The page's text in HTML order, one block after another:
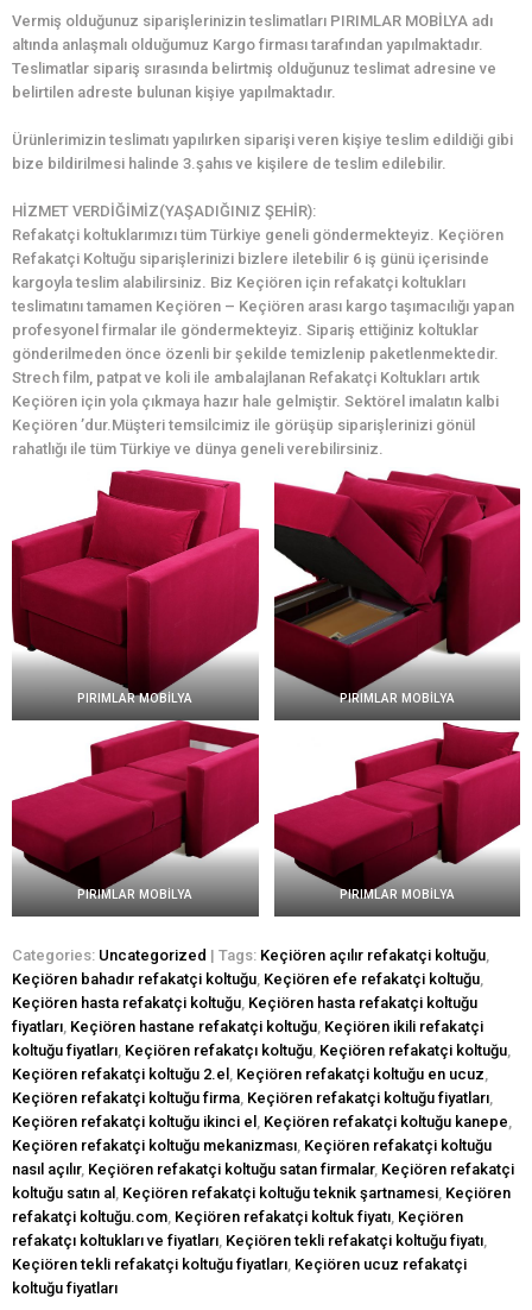
Vermiş olduğunuz siparişlerinizin teslimatları PIRIMLAR MOBİLYA adı
altında anlaşmalı olduğumuz Kargo firması tarafından yapılmaktadır.
Teslimatlar sipariş sırasında belirtmiş olduğunuz teslimat adresine ve
belirtilen adreste bulunan kişiye yapılmaktadır.
Ürünlerimizin teslimatı yapılırken siparişi veren kişiye teslim edildiği gibi
bize bildirilmesi halinde 3.şahıs ve kişilere de teslim edilebilir.
HİZMET VERDİĞİMİZ(YAŞADIĞINIZ ŞEHİR):
Refakatçi koltuklarımızı tüm Türkiye geneli göndermekteyiz. Keçiören
Refakatçi Koltuğu siparişlerinizi bizlere iletebilir 6 iş günü içerisinde
kargoyla teslim alabilirsiniz. Biz Keçiören için refakatçi koltukları
teslimatını tamamen Keçiören – Keçiören arası kargo taşımacılığı yapan
profesyonel firmalar ile göndermekteyiz. Sipariş ettiğiniz koltuklar
gönderilmeden önce özenli bir şekilde temizlenip paketlenmektedir.
Strech film, patpat ve koli ile ambalajlanan Refakatçi Koltukları artık
Keçiören için yola çıkmaya hazır hale gelmiştir. Sektörel imalatın kalbi
Keçiören ’dur.Müşteri temsilcimiz ile görüşüp siparişlerinizi gönül
rahatlığı ile tüm Türkiye ve dünya geneli verebilirsiniz.
PIRIMLAR MOBİLYA PIRIMLAR MOBİLYA
PIRIMLAR MOBİLYA PIRIMLAR MOBİLYA
Categories: Uncategorized | Tags: Keçiören açılır refakatçi koltuğu
Keçiören bahadır refakatçi koltuğu Keçiören efe refakatçi koltuğu
Keçiören hasta refakatçi koltuğu Keçiören hasta refakatçi koltuğu
fiyatları Keçiören hastane refakatçi koltuğu Keçiören ikili refakatçi
koltuğu fiyatları Keçiören refakatçı koltuğu Keçiören refakatçi koltuğu
Keçiören refakatçi koltuğu 2.el
Keçiören refakatçi koltuğu en ucuz
Keçiören refakatçi koltuğu firma Keçiören refakatçi koltuğu fiyatları
Keçiören refakatçi koltuğu ikinci el
Keçiören refakatçi koltuğu kanepe
Keçiören refakatçi koltuğu mekanizması Keçiören refakatçi koltuğu
nasıl açılır, Keçiören refakatçi koltuğu satan firmalar, Keçiören refakatçi
koltuğu satın al
Keçiören refakatçi koltuğu teknik şartnamesi Keçiören
refakatçi koltuğu.com Keçiören refakatçi koltuk fiyatı Keçiören
refakatçı koltukları ve fiyatları Keçiören tekli refakatçi koltuğu fiyatı
Keçiören tekli refakatçi koltuğu fiyatları Keçiören ucuz refakatçi
koltuğu fiyatları